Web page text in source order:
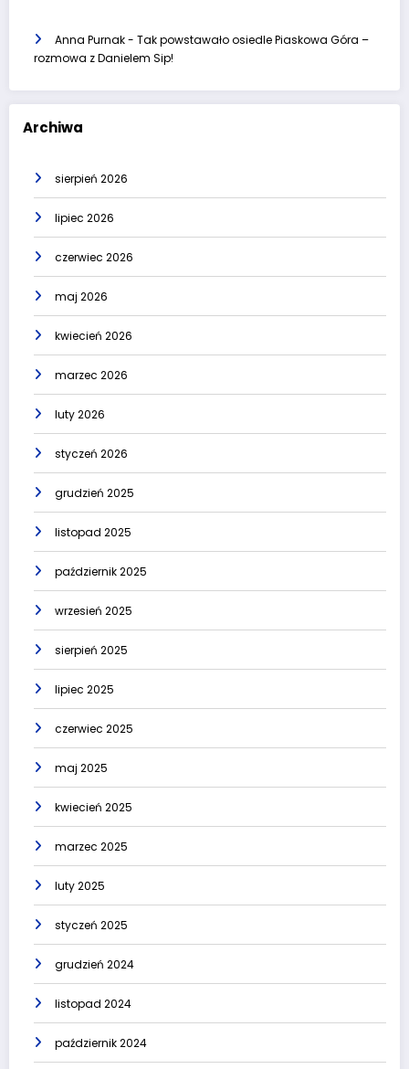
Anna Purnak- Tak powstawało osiedle Piaskowa Góra –
rozmowa z Danielem Sip!
Archiwa
sierpień 2026
lipiec 2026
czerwiec 2026
maj 2026
kwiecień 2026
marzec 2026
luty 2026
styczeń 2026
grudzień 2025
listopad 2025
październik 2025
wrzesień 2025
sierpień 2025
lipiec 2025
czerwiec 2025
maj 2025
kwiecień 2025
marzec 2025
luty 2025
styczeń 2025
grudzień 2024
listopad 2024
październik 2024